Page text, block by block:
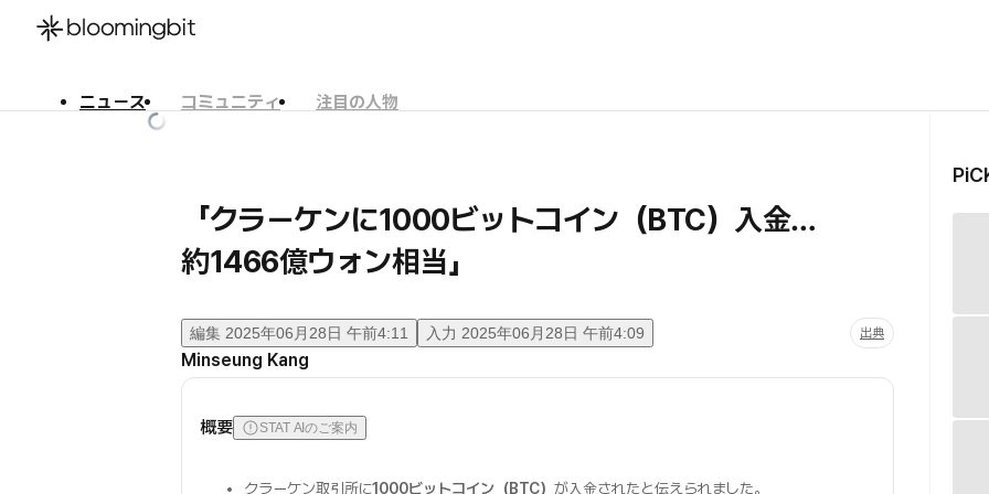
ニュース コミュニティ
注目の人物
「クラーケンに1000ビットコイン（BTC）入金…
約1466億ウォン相当」
編集 2025年06月28日 午前4:11 入力 2025年06月28日 午前4:09 出典
Minseung Kang
概要 STAT AIのご案内
クラーケン取引所に1000ビットコイン（BTC）が入金されたと伝えられました。